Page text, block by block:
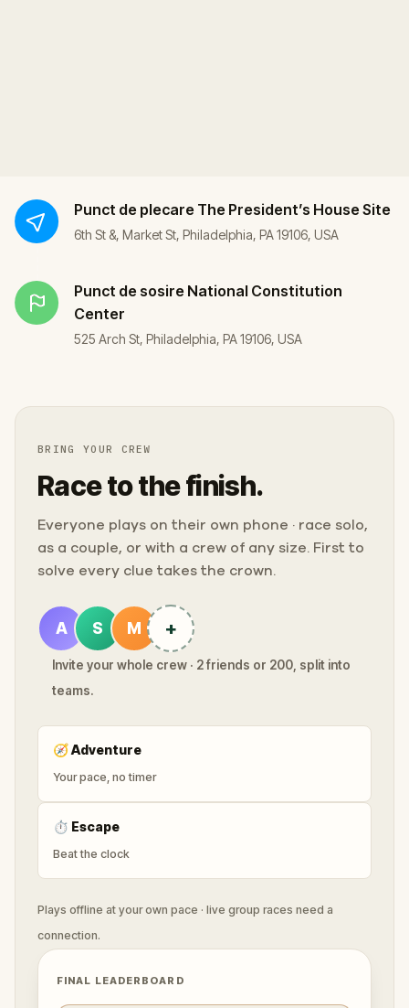
Punct de plecare The President’s House Site
6th St &, Market St, Philadelphia, PA 19106, USA
Punct de sosire National Constitution
Center
525 Arch St, Philadelphia, PA 19106, USA
BRING YOUR CREW
Race to the finish.
Everyone plays on their own phone · race solo,
as a couple, or with a crew of any size. First to
solve every clue takes the crown.
A S M +
Invite your whole crew · 2 friends or 200, split into
teams.
🧭Adventure
Your pace, no timer
⏱ Escape
Beat the clock
Plays offline at your own pace · live group races need a
connection.
FINAL LEADERBOARD